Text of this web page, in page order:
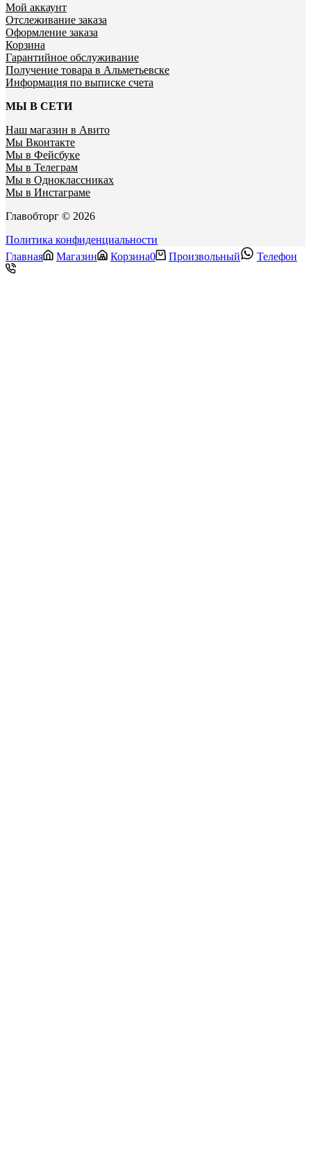
Мой аккаунт
Отслеживание заказа
Оформление заказа
Корзина
Гарантийное обслуживание
Получение товара в Альметьевске
Информация по выписке счета
МЫ В СЕТИ
Наш магазин в Авито
Мы Вконтакте
Мы в Фейсбуке
Мы в Телеграм
Мы в Одноклассниках
Мы в Инстаграме
Главобторг © 2026
Политика конфиденциальности
Главная
Магазин Корзина0 Произвольный Телефон